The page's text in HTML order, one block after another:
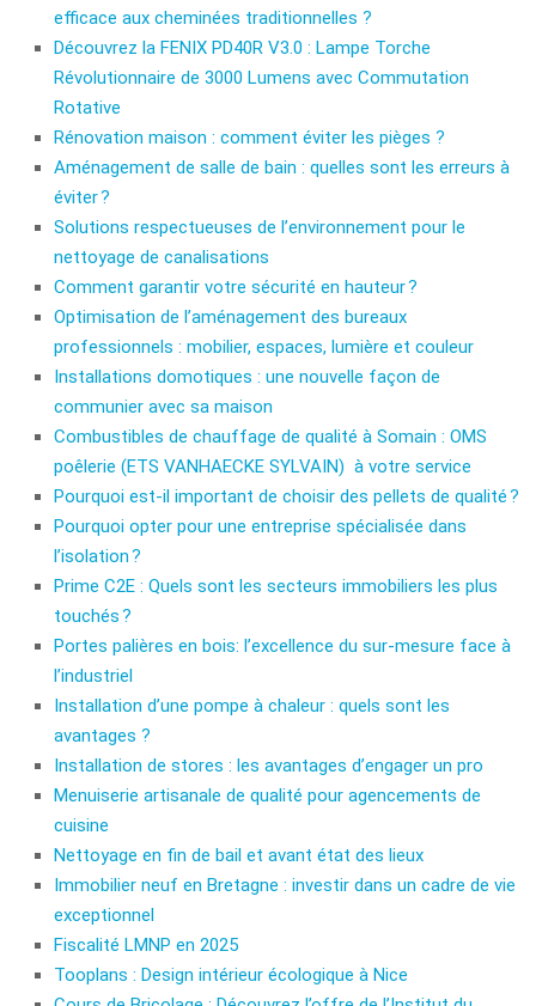
efficace aux cheminées traditionnelles ?
Découvrez la FENIX PD40R V3.0 : Lampe Torche
Révolutionnaire de 3000 Lumens avec Commutation
Rotative
Rénovation maison : comment éviter les pièges ?
Aménagement de salle de bain : quelles sont les erreurs à
éviter ?
Solutions respectueuses de l’environnement pour le
nettoyage de canalisations
Comment garantir votre sécurité en hauteur ?
Optimisation de l’aménagement des bureaux
professionnels : mobilier, espaces, lumière et couleur
Installations domotiques : une nouvelle façon de
communier avec sa maison
Combustibles de chauffage de qualité à Somain : OMS
poêlerie (ETS VANHAECKE SYLVAIN) à votre service
Pourquoi est-il important de choisir des pellets de qualité ?
Pourquoi opter pour une entreprise spécialisée dans
l’isolation ?
Prime C2E : Quels sont les secteurs immobiliers les plus
touchés ?
Portes palières en bois: l’excellence du sur-mesure face à
l’industriel
Installation d’une pompe à chaleur : quels sont les
avantages ?
Installation de stores : les avantages d’engager un pro
Menuiserie artisanale de qualité pour agencements de
cuisine
Nettoyage en fin de bail et avant état des lieux
Immobilier neuf en Bretagne : investir dans un cadre de vie
exceptionnel
Fiscalité LMNP en 2025
Tooplans : Design intérieur écologique à Nice